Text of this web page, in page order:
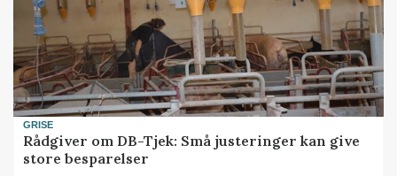
GRISE
Rådgiver om DB-Tjek: Små justeringer kan give
store besparelser